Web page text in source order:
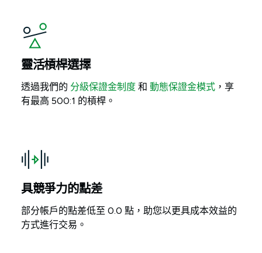
靈活槓桿選擇
透過我們的 分級保證金制度和 動態保證金模式，享
有最高 500:1 的槓桿。
具競爭力的點差
部分帳戶的點差低至 0.0 點，助您以更具成本效益的
方式進行交易。